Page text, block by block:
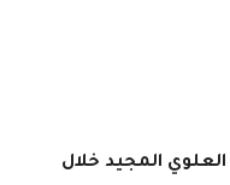
المجيد خلال